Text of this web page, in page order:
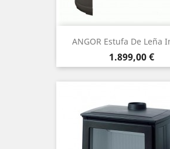
ANGOR Estufa De Leña
Precio
1.899,00 €